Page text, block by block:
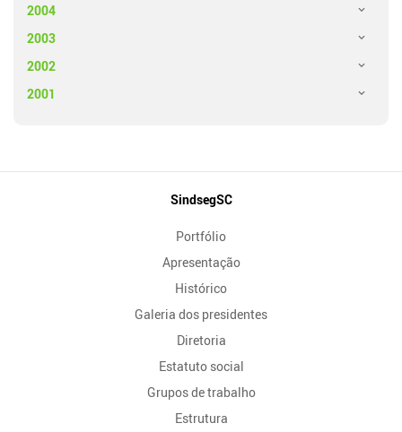
2004
2003
2002
2001
SindsegSC
Portfólio
Apresentação
Histórico
Galeria dos presidentes
Diretoria
Estatuto social
Grupos de trabalho
Estrutura